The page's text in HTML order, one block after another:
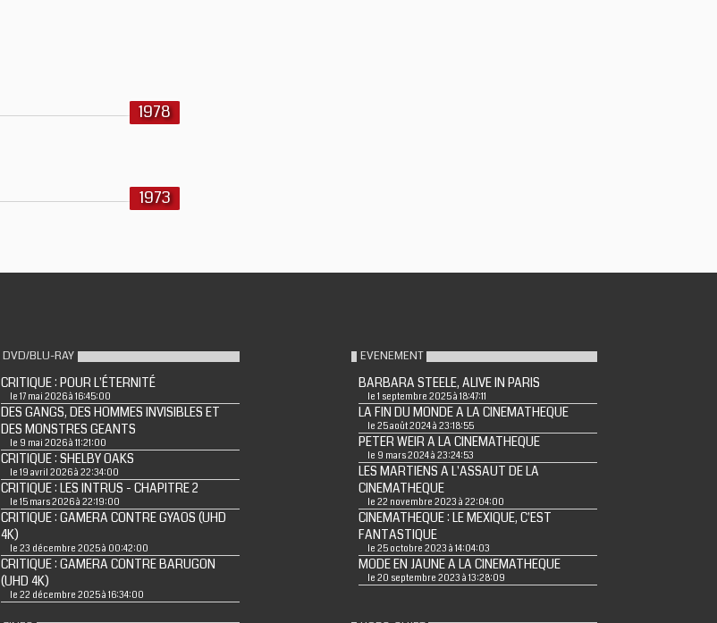
1978
1973
DVD/BLU-RAY
CRITIQUE : POUR L'ÉTERNITÉ
le 17 mai 2026 à 16:45:00
DES GANGS, DES HOMMES INVISIBLES ET
DES MONSTRES GEANTS
le 9 mai 2026 à 11:21:00
CRITIQUE : SHELBY OAKS
le 19 avril 2026 à 22:34:00
CRITIQUE : LES INTRUS - CHAPITRE 2
le 15 mars 2026 à 22:19:00
CRITIQUE : GAMERA CONTRE GYAOS (UHD
4K)
le 23 décembre 2025 à 00:42:00
CRITIQUE : GAMERA CONTRE BARUGON
(UHD 4K)
le 22 décembre 2025 à 16:34:00
EVENEMENT
BARBARA STEELE, ALIVE IN PARIS
le 1 septembre 2025 à 18:47:11
LA FIN DU MONDE A LA CINEMATHEQUE
le 25 août 2024 à 23:18:55
PETER WEIR A LA CINEMATHEQUE
le 9 mars 2024 à 23:24:53
LES MARTIENS A L'ASSAUT DE LA
CINEMATHEQUE
le 22 novembre 2023 à 22:04:00
CINEMATHEQUE : LE MEXIQUE, C'EST
FANTASTIQUE
le 25 octobre 2023 à 14:04:03
MODE EN JAUNE A LA CINEMATHEQUE
le 20 septembre 2023 à 13:28:09